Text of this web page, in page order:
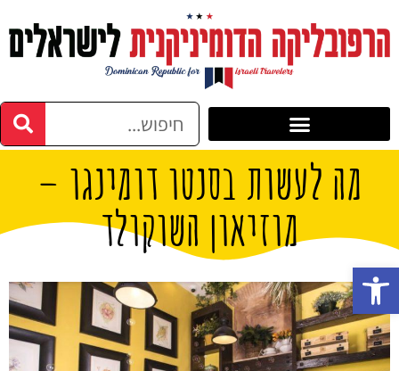
מה לעשות בסנטו דומינגו –
מוזיאון השוקולד
פתח סרגל נגישות